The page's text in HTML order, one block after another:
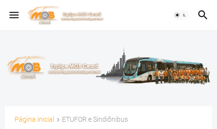
Página inicial ETUFOR e Sindiônibus